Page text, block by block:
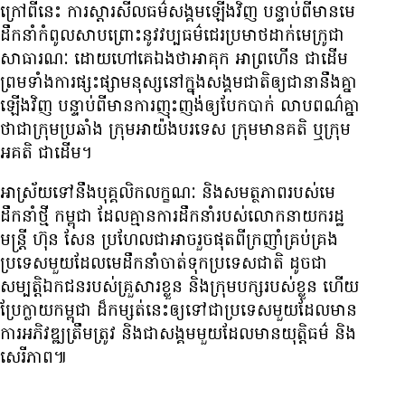
ក្រៅ​ពី​នេះ ការ​ស្ដារ​សីលធម៌​សង្គម​ឡើង​វិញ បន្ទាប់​ពី​មាន​មេ​
ដឹកនាំ​កំពូល​សាបព្រោះ​នូវ​វប្បធម៌​ជេរ​ប្រមាថ​ដាក់​មេក្រូ​ជា​
សាធារណៈ ដោយ​ហៅ​គេ​ឯង​ថា​អា​គុក អា​ព្រហើន ជាដើម
ព្រម​ទាំង​ការ​ផ្សះផ្សា​មនុស្ស​នៅ​ក្នុង​សង្គម​ជាតិ​ឲ្យ​ជានា​នឹង​គ្នា​
ឡើង​វិញ បន្ទាប់​ពី​មាន​ការ​ញុះញង់​ឲ្យ​បែកបាក់ លាប​ពណ៌​គ្នា​
ថា​ជា​ក្រុម​ប្រឆាំង ក្រុម​អាយ៉ង​បរទេស ក្រុម​មាន​គតិ ឬ​ក្រុម​
អគតិ ជាដើម។
អាស្រ័យ​ទៅ​នឹង​បុគ្គលិក​លក្ខណៈ និង​សមត្ថភាព​របស់​មេ​
ដឹកនាំ​ថ្មី កម្ពុជា ដែល​គ្មាន​ការ​ដឹកនាំ​របស់​លោក​នាយក​រដ្ឋ
មន្ត្រី ហ៊ុន សែន ប្រហែល​ជា​អាច​រួច​ផុត​ពី​ក្រញាំ​គ្រប់គ្រង​
ប្រទេស​មួយ​ដែល​មេ​ដឹកនាំ​ចាត់​ទុក​ប្រទេស​ជាតិ ដូចជា​
សម្បត្តិ​ឯកជន​របស់​គ្រួសារ​ខ្លួន និង​ក្រុម​បក្ស​របស់​ខ្លួន ហើយ​
ប្រែ​ក្លាយ​កម្ពុជា ដ៏​កម្សត់​នេះ​ឲ្យ​ទៅ​ជា​ប្រទេស​មួយ​ដែល​មាន​
ការ​អភិវឌ្ឍ​ត្រឹមត្រូវ និង​ជា​សង្គម​មួយ​ដែល​មាន​យុត្តិធម៌ និង​
សេរីភាព៕